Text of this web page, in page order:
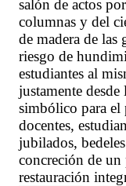
salón de actos
columnas y del
de madera de las
riesgo de
estudiantes al
justamente
simbólico para el
docentes,
jubilados,
concreción de
restauración